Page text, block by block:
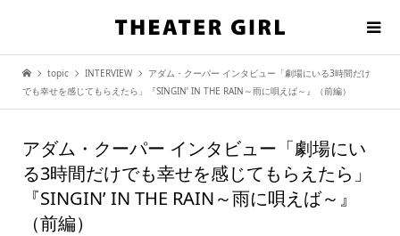
topic INTERVIEW
アダム・クーパー インタビュー「劇場にいる3時間だけ
でも幸せを感じてもらえたら」『SINGIN’ IN THE RAIN～雨に唄えば～』（前編）
アダム・クーパー インタビュー「劇場にい
る3時間だけでも幸せを感じてもらえたら」
『SINGIN’ IN THE RAIN～雨に唄えば～』
（前編）